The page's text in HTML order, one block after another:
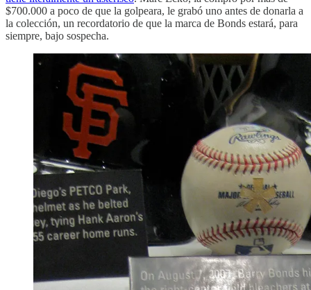
$700.000 a poco de que la golpeara, le grabó uno antes de donarla a
la colección, un recordatorio de que la marca de Bonds estará, para
siempre, bajo sospecha.